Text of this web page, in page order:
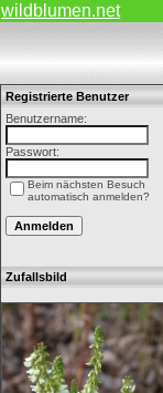
wildblumen.net
Registrierte Benutzer
Benutzername:
Passwort:
Beim nächsten Besuch
automatisch anmelden?
Zufallsbild